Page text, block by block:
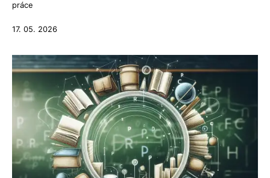
práce
17. 05. 2026